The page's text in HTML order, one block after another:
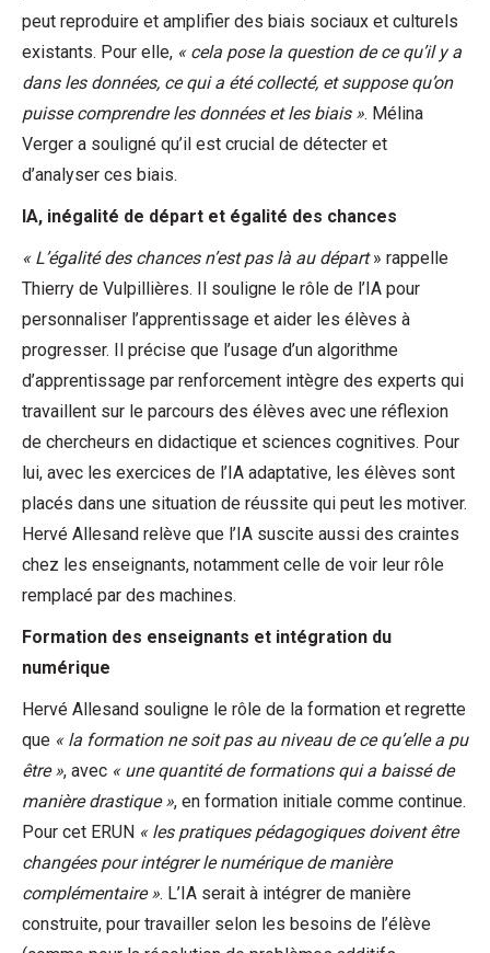
peut reproduire et amplifier des biais sociaux et culturels
existants. Pour elle, « cela pose la question de ce qu’il y a
dans les données, ce qui a été collecté, et suppose qu’on
puisse comprendre les données et les biais ». Mélina
Verger a souligné qu’il est crucial de détecter et
d’analyser ces biais.
IA, inégalité de départ et égalité des chances
« L’égalité des chances n’est pas là au départ» rappelle
Thierry de Vulpillières. Il souligne le rôle de l’IA pour
personnaliser l’apprentissage et aider les élèves à
progresser. Il précise que l’usage d’un algorithme
d’apprentissage par renforcement intègre des experts qui
travaillent sur le parcours des élèves avec une réflexion
de chercheurs en didactique et sciences cognitives. Pour
lui, avec les exercices de l’IA adaptative, les élèves sont
placés dans une situation de réussite qui peut les motiver.
Hervé Allesand relève que l’IA suscite aussi des craintes
chez les enseignants, notamment celle de voir leur rôle
remplacé par des machines.
Formation des enseignants et intégration du
numérique
Hervé Allesand souligne le rôle de la formation et regrette
que « la formation ne soit pas au niveau de ce qu’elle a pu
être », avec « une quantité de formations qui a baissé de
manière drastique », en formation initiale comme continue.
Pour cet ERUN « les pratiques pédagogiques doivent être
changées pour intégrer le numérique de manière
complémentaire ». L’IA serait à intégrer de manière
construite, pour travailler selon les besoins de l’élève